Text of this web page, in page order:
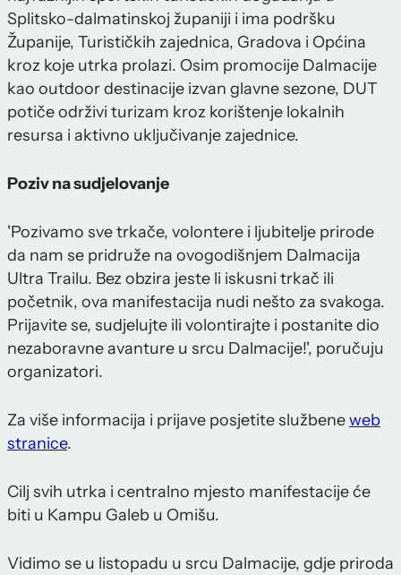
Splitsko-dalmatinskoj županiji i ima podršku
Županije, Turističkih zajednica, Gradova i Općina
kroz koje utrka prolazi. Osim promocije Dalmacije
kao outdoor destinacije izvan glavne sezone, DUT
potiče održivi turizam kroz korištenje lokalnih
resursa i aktivno uključivanje zajednice.
Poziv na sudjelovanje
'Pozivamo sve trkače, volontere i ljubitelje prirode
da nam se pridruže na ovogodišnjem Dalmacija
Ultra Trailu. Bez obzira jeste li iskusni trkač ili
početnik, ova manifestacija nudi nešto za svakoga.
Prijavite se, sudjelujte ili volontirajte i postanite dio
nezaboravne avanture u srcu Dalmacije!', poručuju
organizatori.
Za više informacija i prijave posjetite službeneweb
stranice.
Cilj svih utrka i centralno mjesto manifestacije će
biti u Kampu Galeb u Omišu.
Vidimo se u listopadu u srcu Dalmacije, gdje priroda